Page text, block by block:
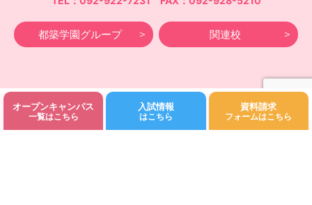
オープンキャンパス
一覧はこちら
入試情報
はこちら
資料請求
フォームはこちら
都築学園グループ 関連校
©Fukuoka Kodomo Junior College 都築学園.All rights reserved.